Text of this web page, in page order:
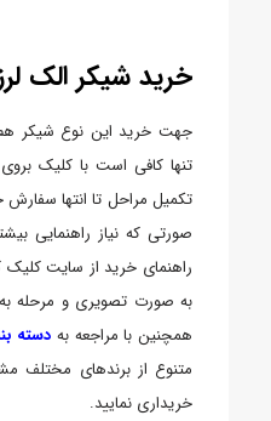
خرید شیکر الک
جهت خرید این نوع شیکر هم
تنها کافی است با کلیک
تکمیل مراحل تا انتها
صورتی که نیاز راهنمایی
راهنمای خرید از سایت کلیک
به صورت تصویری و مرحله
همچنین با مراجعه به دسته
متنوع از برندهای مختلف
خریداری نمایید.